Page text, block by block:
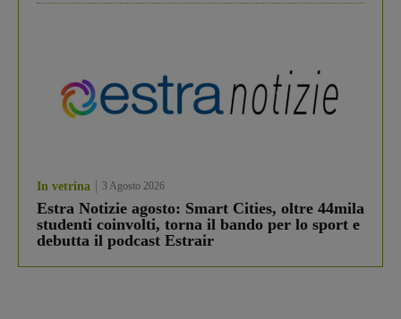
In vetrina 3 Agosto 2026
Estra Notizie agosto: Smart Cities, oltre 44mila
studenti coinvolti, torna il bando per lo sport e
debutta il podcast Estrair